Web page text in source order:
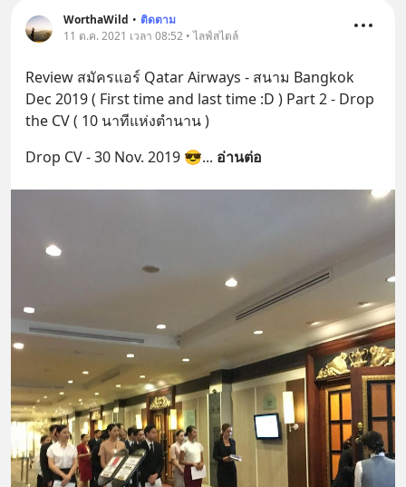
WorthaWild • ติดตาม
11 ต.ค. 2021 เวลา 08:52 • ไลฟ์สไตล์
Review สมัครแอร์ Qatar Airways - สนาม Bangkok
Dec 2019 ( First time and last time :D ) Part 2 - Drop
the CV ( 10 นาทีแห่งตำนาน )
Drop CV - 30 Nov. 2019 😎... อ่านต่อ